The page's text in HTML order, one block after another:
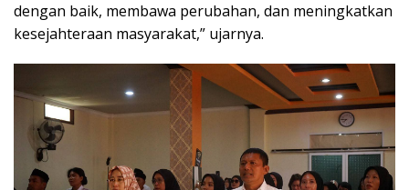
dengan baik, membawa perubahan, dan meningkatkan
kesejahteraan masyarakat,” ujarnya.